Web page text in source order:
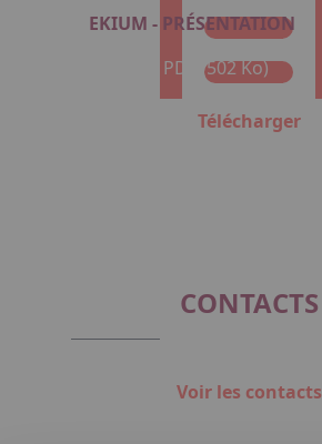
EKIUM - PRÉSENTATION
Format : PDF (502 Ko)
Télécharger
CONTACTS
Voir les contacts